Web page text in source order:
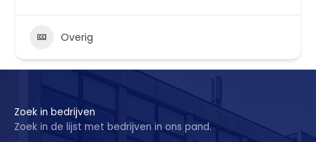
Overig
Zoek in bedrijven
Zoek in de lijst met bedrijven in ons pand.